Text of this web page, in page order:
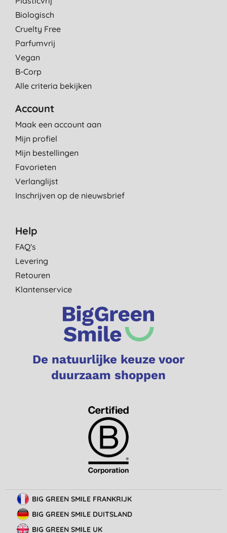
Biologisch
Cruelty Free
Parfumvrij
Vegan
B-Corp
Alle criteria bekijken
Account
Maak een account aan
Mijn profiel
Mijn bestellingen
Favorieten
Verlanglijst
Inschrijven op de nieuwsbrief
Help
FAQ's
Levering
Retouren
Klantenservice
De natuurlijke keuze voor
duurzaam shoppen
BIG GREEN SMILE FRANKRIJK
BIG GREEN SMILE DUITSLAND
BIG GREEN SMILE UK